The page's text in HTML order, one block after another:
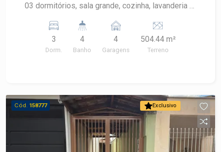
03 dormitórios, sala grande, cozinha, lavanderia e
dormitórios, cozinha, banheiro e lavanderia e
quintal Casa 3: sala, 1 dormitório, cozinha,
banheiro e lavanderia Casa 4: sala, 1 dormitório,
3
Dorm.
4
Banho
4
Garagens
504.44 m²
Terreno
Exclusivo
Cód. 158777